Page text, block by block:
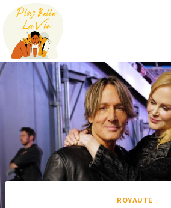
Skip
content
ROYAUTÉ